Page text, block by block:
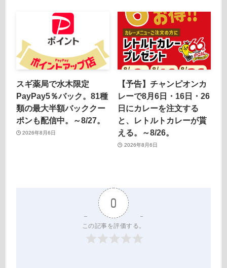
スギ薬局で水木限定
PayPay5％バック。81種
類の最大半額バッククー
ポンも配信中。～8/27。
2026年8月6日
【予告】チャンピオンカ
レーで8月6日・16日・26
日にカレーを注文する
と、レトルトカレーが貰
える。～8/26。
2026年8月6日
0
この記事を評価する。